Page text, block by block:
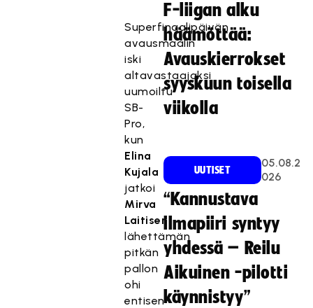
Superfinaalipäivän
avausmaalin
iski
altavastaajaksi
uumoiltu
SB-
Pro,
kun
Elina
Kujala
jatkoi
Mirva
Laitisen
lähettämän
pitkän
pallon
ohi
entisen
F-liigan alku
häämöttää:
Avauskierrokset
syyskuun toisella
viikolla
UUTISET
05.08.2
026
“Kannustava
ilmapiiri syntyy
yhdessä – Reilu
Aikuinen -pilotti
käynnistyy”